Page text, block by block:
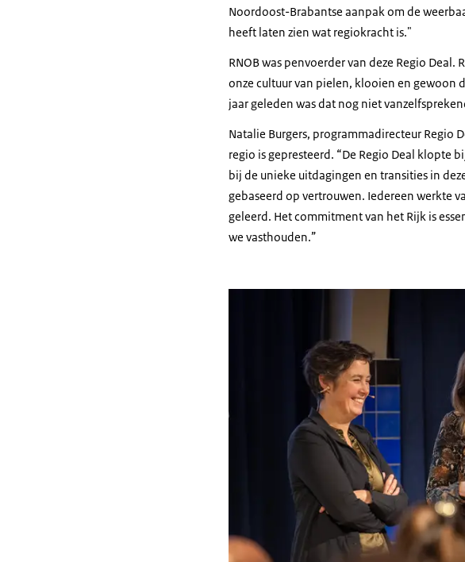
Noordoost-Brabantse aanpak om de
heeft laten zien wat regiokracht is."
RNOB was penvoerder van deze Regio
onze cultuur van pielen, klooien en gewoon
jaar geleden was dat nog niet
Natalie Burgers, programmadirecteur Regio
regio is gepresteerd. “De Regio Deal klopte
bij de unieke uitdagingen en transities in
gebaseerd op vertrouwen. Iedereen werkte
geleerd. Het commitment van het Rijk is
we vasthouden.”